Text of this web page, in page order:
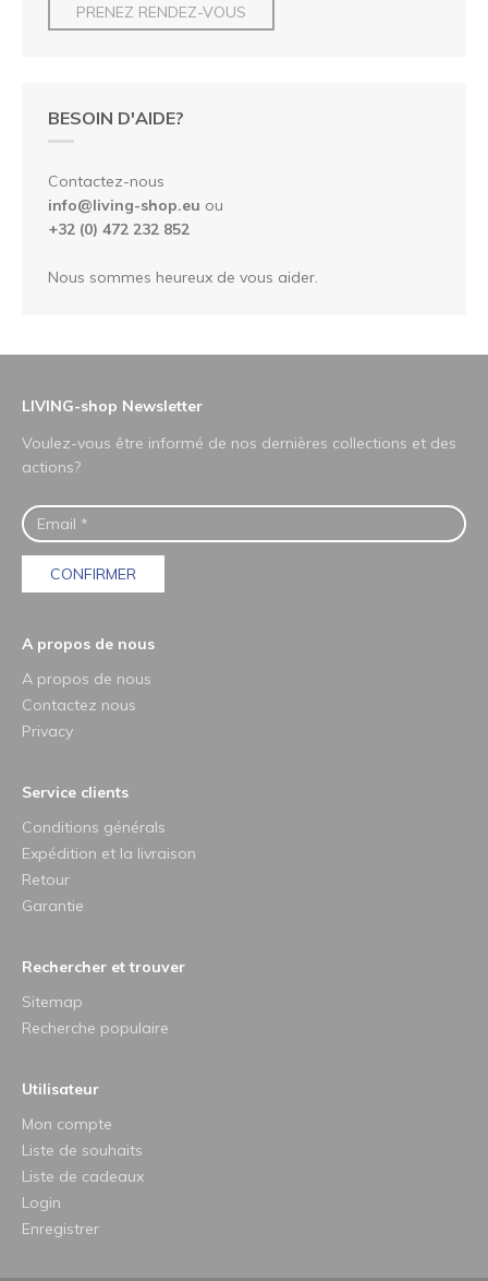
PRENEZ RENDEZ-VOUS
BESOIN D'AIDE?
Contactez-nous
info@living-shop.eu ou
+32 (0) 472 232 852
Nous sommes heureux de vous aider.
LIVING-shop Newsletter
Voulez-vous être informé de nos dernières collections et des
actions?
CONFIRMER
A propos de nous
A propos de nous
Contactez nous
Privacy
Service clients
Conditions générals
Expédition et la livraison
Retour
Garantie
Rechercher et trouver
Sitemap
Recherche populaire
Utilisateur
Mon compte
Liste de souhaits
Liste de cadeaux
Login
Enregistrer